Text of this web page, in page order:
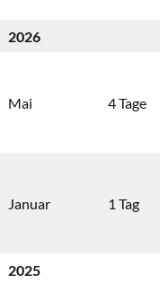
2026
Mai 4 Tage
Januar 1 Tag
2025